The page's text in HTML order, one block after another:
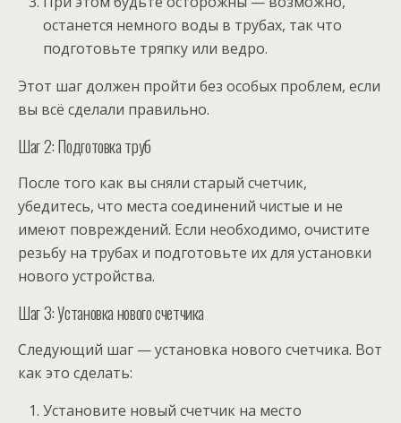
останется немного воды в трубах, так что
подготовьте тряпку или ведро.
Этот шаг должен пройти без особых проблем, если
вы всё сделали правильно.
Шаг 2: Подготовка труб
После того как вы сняли старый счетчик,
убедитесь, что места соединений чистые и не
имеют повреждений. Если необходимо, очистите
резьбу на трубах и подготовьте их для установки
нового устройства.
Шаг 3: Установка нового счетчика
Следующий шаг — установка нового счетчика. Вот
как это сделать:
Установите новый счетчик на место